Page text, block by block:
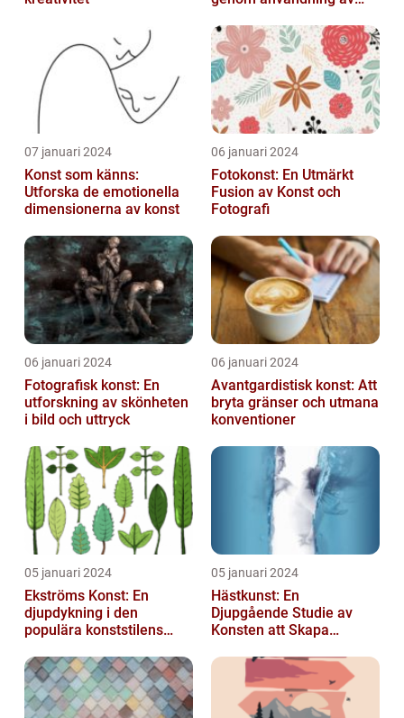
07 januari 2024
Konst som känns:
Utforska de emotionella
dimensionerna av konst
06 januari 2024
Fotokonst: En Utmärkt
Fusion av Konst och
Fotografi
06 januari 2024
Fotografisk konst: En
utforskning av skönheten
i bild och uttryck
06 januari 2024
Avantgardistisk konst: Att
bryta gränser och utmana
konventioner
05 januari 2024
Ekströms Konst: En
djupdykning i den
populära konststilens
05 januari 2024
Hästkunst: En
Djupgående Studie av
Konsten att Skapa